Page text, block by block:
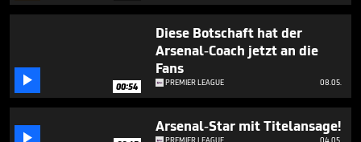
 00:54
Diese Botschaft hat der
Arsenal-Coach jetzt an die
Fans
PREMIER LEAGUE 08.05.

Arsenal-Star mit Titelansage!